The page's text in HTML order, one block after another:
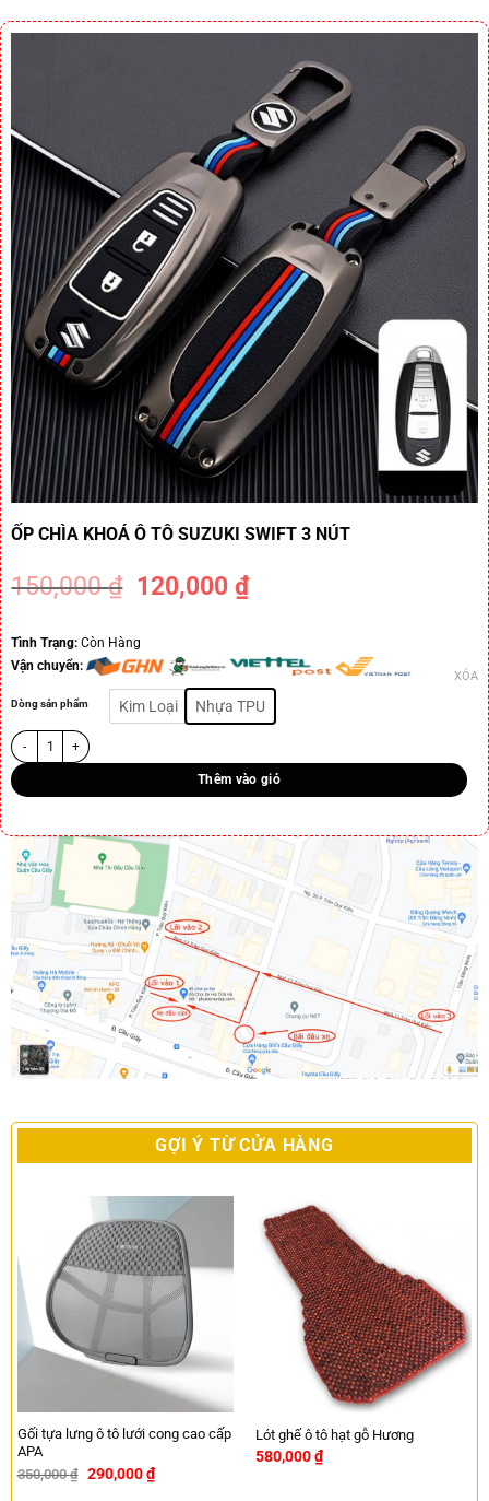
ỐP CHÌA KHOÁ Ô TÔ SUZUKI SWIFT 3 NÚT
150,000₫ 120,000₫
Tình Trạng:Còn Hàng
Vận chuyển:
Dòng sản phẩm Kim Loại Nhựa TPU
XÓA
Thêm vào giỏ
GỢI Ý TỪ CỬA HÀNG
Gối tựa lưng ô tô lưới cong cao cấp
APA
350,000₫ 290,000₫
Lót ghế ô tô hạt gỗ Hương
580,000₫